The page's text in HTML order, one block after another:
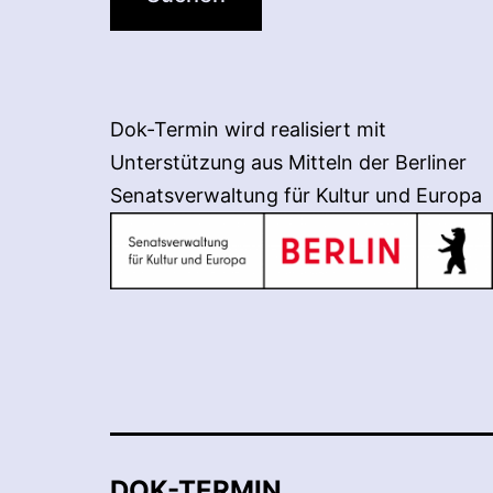
Dok-Termin wird realisiert mit
Unterstützung aus Mitteln der Berliner
Senatsverwaltung für Kultur und Europa